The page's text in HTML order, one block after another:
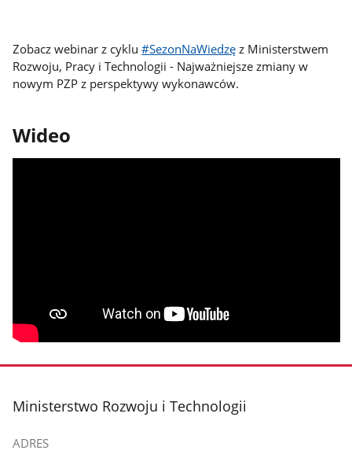
Zobacz webinar z cyklu#SezonNaWiedzę z Ministerstwem
Rozwoju, Pracy i Technologii - Najważniejsze zmiany w
nowym PZP z perspektywy wykonawców.
Wideo
stopka
Ministerstwo Rozwoju i Technologii
ADRES